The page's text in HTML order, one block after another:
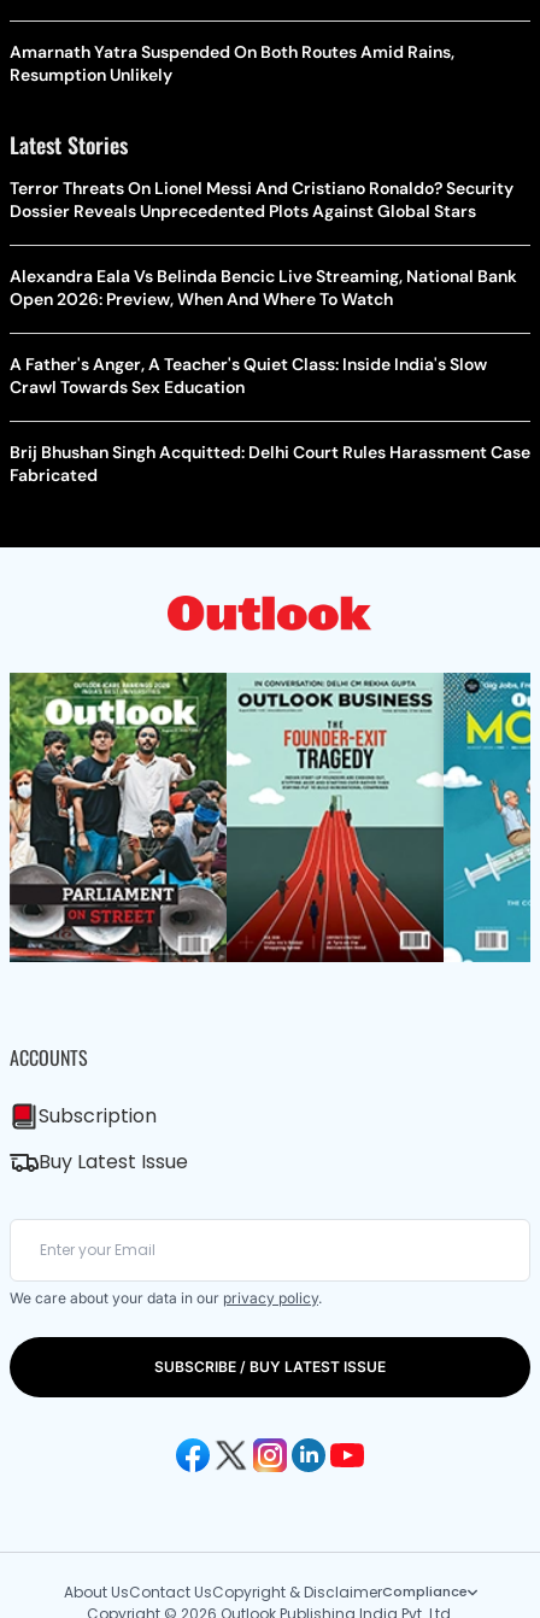
Amarnath Yatra Suspended On Both Routes Amid Rains,
Resumption Unlikely
Latest Stories
Terror Threats On Lionel Messi And Cristiano Ronaldo? Security
Dossier Reveals Unprecedented Plots Against Global Stars
Alexandra Eala Vs Belinda Bencic Live Streaming, National Bank
Open 2026: Preview, When And Where To Watch
A Father's Anger, A Teacher's Quiet Class: Inside India's Slow
Crawl Towards Sex Education
Brij Bhushan Singh Acquitted: Delhi Court Rules Harassment Case
Fabricated
ACCOUNTS
Subscription
Buy Latest Issue
We care about your data in our privacy policy.
SUBSCRIBE / BUY LATEST ISSUE
About UsContact UsCopyright & DisclaimerCompliance